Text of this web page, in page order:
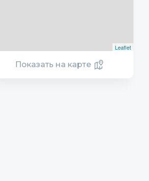
Leaflet
Показать на карте